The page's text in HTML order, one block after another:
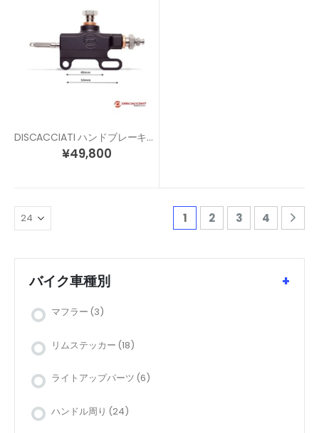
DISCACCIATI ハンドブレーキ用 レーシング リマスターシリンダー
¥49,800
1 2 3 4
バイク車種別 +
マフラー (3)
リムステッカー (18)
ライトアップパーツ (6)
ハンドル周り (24)